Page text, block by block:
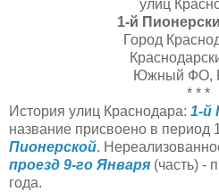
улиц
1-й
Город
Южный ФО,
* * *
История улиц Краснодара: 1-й
название присвоено в период
Пионерской.
проезд 9-го Января (часть) -
года.